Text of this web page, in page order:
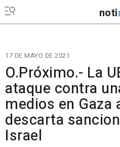
noti
17 DE MAYO DE 2021
O.Próximo.- La
ataque contra
medios en Gaza
descarta
Israel